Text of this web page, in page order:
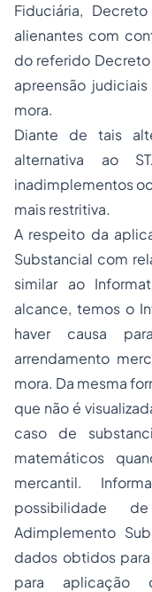
Fiduciária,
alienantes com
do referido
apreensão
mora.
Diante de tais
alternativa ao
inadimplementos
mais restritiva.
A respeito da
Substancial com
similar ao
alcance, temos o
haver causa
arrendamento
mora. Da mesma
que não é
caso de
matemáticos
mercantil.
possibilidade
Adimplemento
dados obtidos
para aplicação